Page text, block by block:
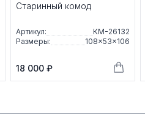
Старинный комод
Артикул:
КМ-26132
Размеры:
108×53×106
18 000 ₽